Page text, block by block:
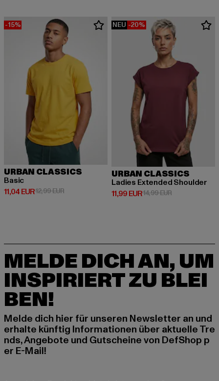
-15%
URBAN CLASSICS
Basic
11,04 EUR
Derzeitiger Preis: 11,04 EUR
12,99 EURAktionspreis: 12,99 EUR
NEU -20%
URBAN CLASSICS
Ladies Extended Shoulder
11,99 EUR
Derzeitiger Preis: 11,99 EUR
14,99 EURAktionspreis:
MELDE DICH AN, UM
INSPIRIERT ZU BLEI
BEN!
Melde dich hier für unseren Newsletter an und
erhalte künftig Informationen über aktuelle Tre
nds, Angebote und Gutscheine von DefShop p
er E-Mail!